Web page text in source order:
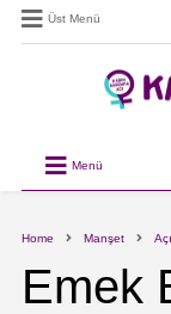
Üst Menü
Menü
Home Manşet
Emek